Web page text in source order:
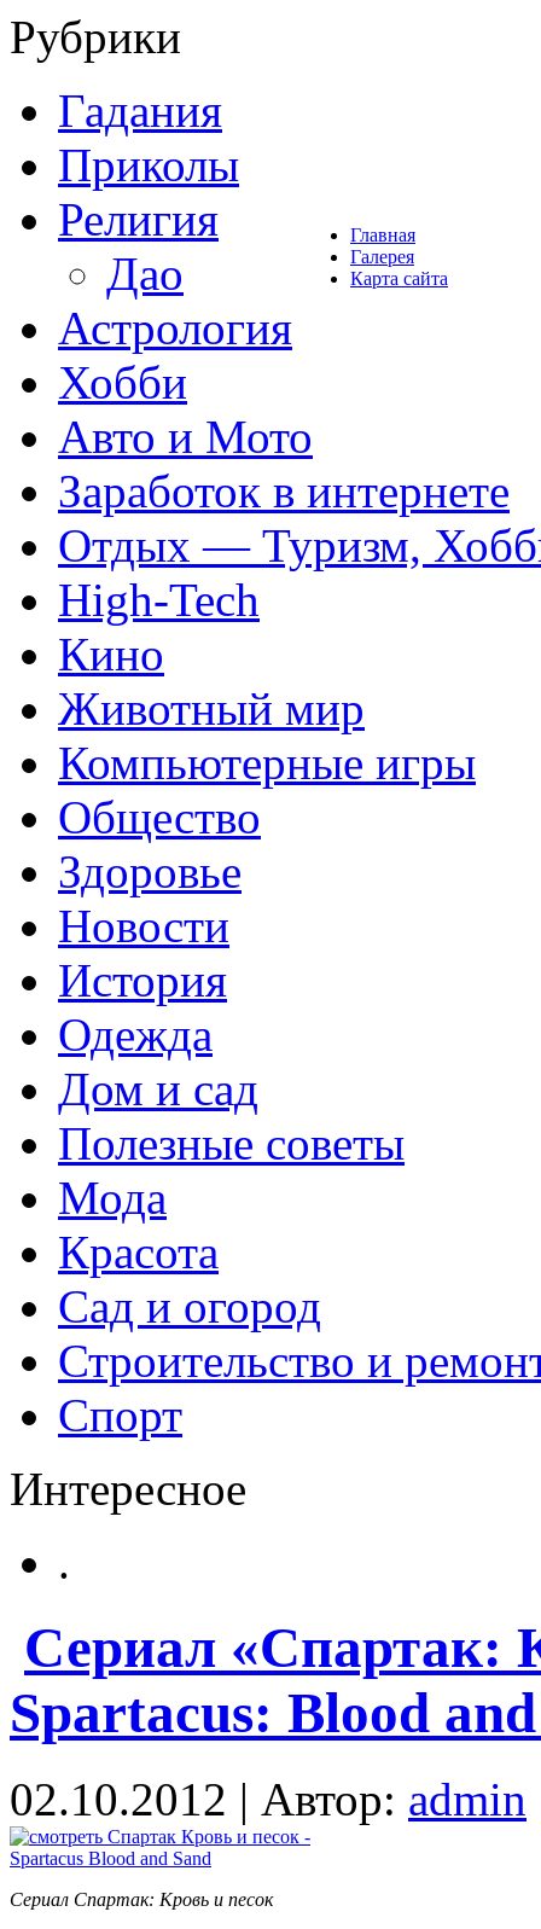
Главная
Галерея
Карта сайта
Рубрики
Гадания
Приколы
Религия
Дао
Астрология
Хобби
Авто и Мото
Заработок в интернете
Отдых — Туризм,
High-Tech
Кино
Животный мир
Компьютерные игры
Общество
Здоровье
Новости
История
Одежда
Дом и сад
Полезные советы
Мода
Красота
Сад и огород
Строительство и
Спорт
Интересное
.
Сериал «Спартак:
Spartacus: Blood
02.10.2012 | Автор: admin
Сериал Спартак: Кровь и песок